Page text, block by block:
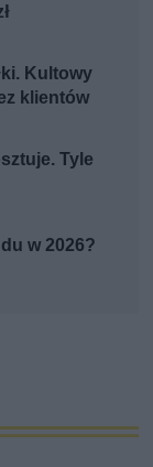
Kultowy
klientów
Tyle
w 2026?